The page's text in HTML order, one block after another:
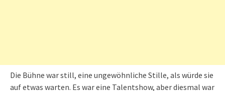
Die Bühne war still, eine ungewöhnliche Stille, als würde sie
auf etwas warten. Es war eine Talentshow, aber diesmal war